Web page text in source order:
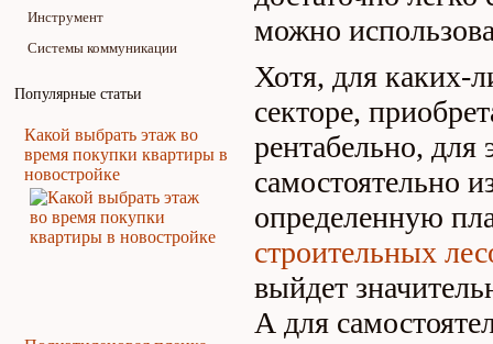
Инструмент
Системы коммуникации
Популярные статьи
Какой выбрать этаж во
время покупки квартиры в
новостройке
можно
Хотя, для каких-
секторе,
рентабельно, для
самостоятельно
определенную
строительных
выйдет
А для